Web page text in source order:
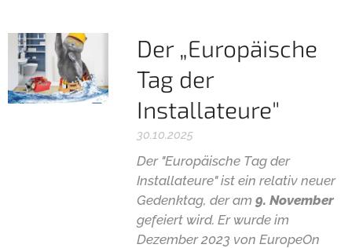
Der „Europäische
Tag der
Installateure"
30.10.2025
Der "Europäische Tag der
Installateure" ist ein relativ neuer
Gedenktag, der am9. November
gefeiert wird. Er wurde im
Dezember 2023 von EuropeOn